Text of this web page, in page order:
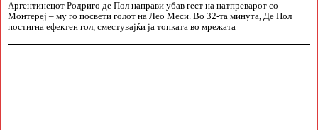
Аргентинецот Родриго де Пол направи убав гест на натпреварот со
Монтереј – му го посвети голот на Лео Меси. Во 32-та минута, Де Пол
постигна ефектен гол, сместувајќи ја топката во мрежата